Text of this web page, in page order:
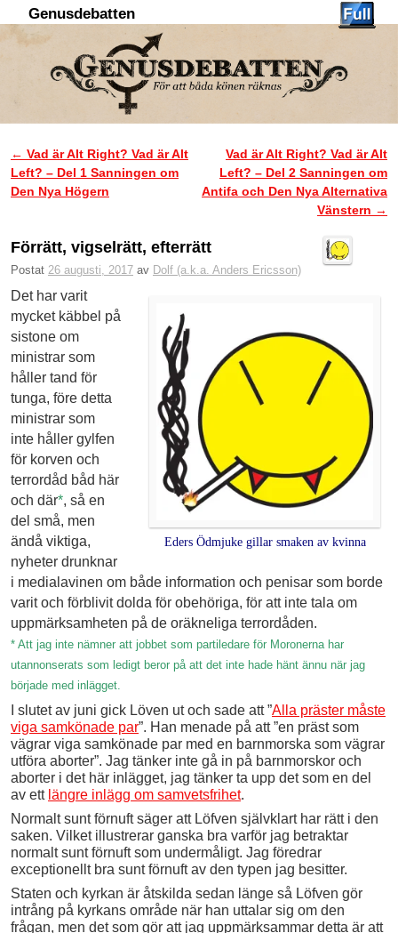
Genusdebatten
Inläggsnavigering
← Vad är Alt Right? Vad är Alt
Left? – Del 1 Sanningen om
Den Nya Högern
Vad är Alt Right? Vad är Alt
Left? – Del 2 Sanningen om
Antifa och Den Nya Alternativa
Vänstern →
Förrätt, vigselrätt, efterrätt
Postat 26 augusti, 2017 av Dolf (a.k.a. Anders Ericsson)
Eders Ödmjuke gillar smaken av kvinna
Det har varit
mycket käbbel på
sistone om
ministrar som
håller tand för
tunga, före detta
ministrar som
inte håller gylfen
för korven och
terrordåd båd här
och där*, så en
del små, men
ändå viktiga,
nyheter drunknar
i medialavinen om både information och penisar som borde
varit och förblivit dolda för obehöriga, för att inte tala om
uppmärksamheten på de oräkneliga terrordåden.
* Att jag inte nämner att jobbet som partiledare för Moronerna har
utannonserats som ledigt beror på att det inte hade hänt ännu när jag
började med inlägget.
I slutet av juni gick Löven ut och sade att ”Alla präster måste
viga samkönade par”. Han menade på att ”en präst som
vägrar viga samkönade par med en barnmorska som vägrar
utföra aborter”. Jag tänker inte gå in på barnmorskor och
aborter i det här inlägget, jag tänker ta upp det som en del
av ett längre inlägg om samvetsfrihet.
Normalt sunt förnuft säger att Löfven självklart har rätt i den
saken. Vilket illustrerar ganska bra varför jag betraktar
normalt sunt förnuft som undermåligt. Jag föredrar
exceptionellt bra sunt förnuft av den typen jag besitter.
Staten och kyrkan är åtskilda sedan länge så Löfven gör
intrång på kyrkans område när han uttalar sig om den
frågan, men det som gör att jag uppmärksammar detta är att